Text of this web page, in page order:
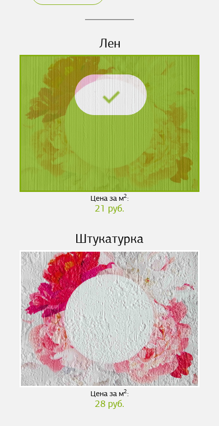
Лен
Цена за м2:
21 руб.
Штукатурка
Цена за м2:
28 руб.